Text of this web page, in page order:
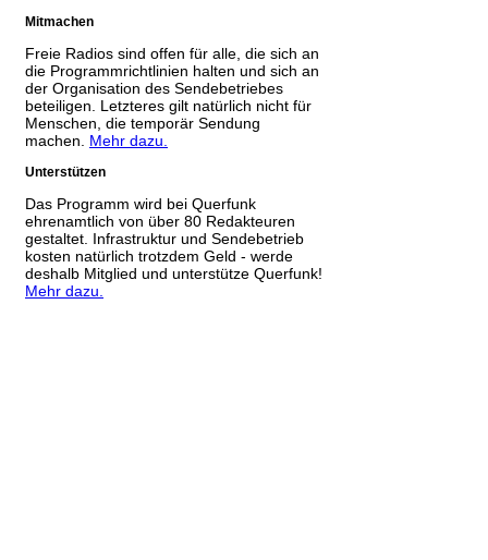
Mitmachen
Freie Radios sind offen für alle, die sich an
die Programmrichtlinien halten und sich an
der Organisation des Sendebetriebes
beteiligen. Letzteres gilt natürlich nicht für
Menschen, die temporär Sendung
machen. Mehr dazu.
Unterstützen
Das Programm wird bei Querfunk
ehrenamtlich von über 80 Redakteuren
gestaltet. Infrastruktur und Sendebetrieb
kosten natürlich trotzdem Geld - werde
deshalb Mitglied und unterstütze Querfunk!
Mehr dazu.